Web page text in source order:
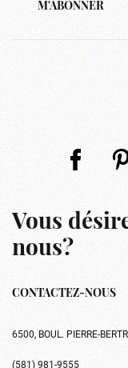
M'ABONNER
Vous
nous?
CONTACTEZ-NOUS
6500, BOUL. PIERRE-
(581) 981-9555